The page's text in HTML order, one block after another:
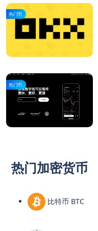
热门币
热门币
热门加密货币
比特币 BTC